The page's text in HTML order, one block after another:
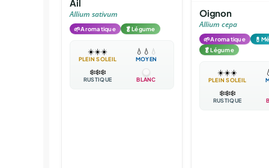
Ail
Allium sativum
🌱Aromatique 🥬Légume
☀️☀️☀️
PLEIN SOLEIL
💧 💧 💧
MOYEN
❄️❄️❄️
RUSTIQUE BLANC
Oignon
Allium cepa
🌱Aromatique 💊
🥬Légume
☀️☀️☀️
PLEIN SOLEIL
❄️❄️❄️
RUSTIQUE